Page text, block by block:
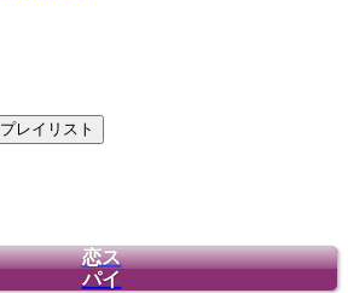
プレイリスト
恋ス
パイ